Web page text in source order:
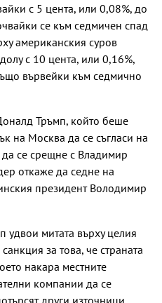
с 5 цента, или 0,08%, до
се към седмичен спад
американския суров
с 10 цента, или 0,16%,
вървейки към седмично
Тръмп, който беше
на Москва да се съгласи на
се срещне с Владимир
откаже да седне на
президент Володимир
удвои митата върху целия
за това, че страната
накара местните
компании да се
други източници.